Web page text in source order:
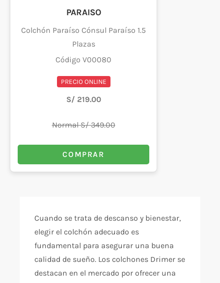
PARAISO
Colchón Paraíso Cónsul Paraíso 1.5
Plazas
Código V00080
PRECIO ONLINE
S/ 219.00
Normal S/ 349.00
COMPRAR
Cuando se trata de descanso y bienestar,
elegir el colchón adecuado es
fundamental para asegurar una buena
calidad de sueño. Los colchones Drimer se
destacan en el mercado por ofrecer una